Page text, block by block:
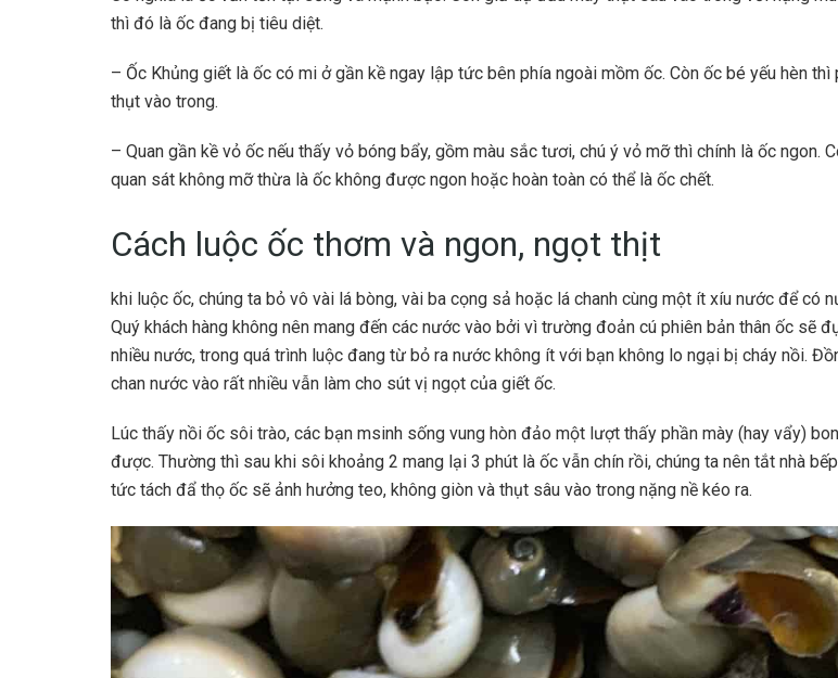
thì đó là ốc đang bị tiêu diệt.
– Ốc Khủng giết là ốc có mi ở gần kề ngay lập tức bên phía ngoài mồm ốc. Còn ốc bé yếu hèn thì
thụt vào trong.
– Quan gần kề vỏ ốc nếu thấy vỏ bóng bẩy, gồm màu sắc tươi, chú ý vỏ mỡ thì chính là ốc ngon.
quan sát không mỡ thừa là ốc không được ngon hoặc hoàn toàn có thể là ốc chết.
Cách luộc ốc thơm và ngon, ngọt thịt
khi luộc ốc, chúng ta bỏ vô vài lá bòng, vài ba cọng sả hoặc lá chanh cùng một ít xíu nước để có
Quý khách hàng không nên mang đến các nước vào bởi vì trường đoản cú phiên bản thân ốc sẽ
nhiều nước, trong quá trình luộc đang từ bỏ ra nước không ít với bạn không lo ngại bị cháy nồi.
chan nước vào rất nhiều vẫn làm cho sút vị ngọt của giết ốc.
Lúc thấy nồi ốc sôi trào, các bạn msinh sống vung hòn đảo một lượt thấy phần mày (hay vẩy)
được. Thường thì sau khi sôi khoảng 2 mang lại 3 phút là ốc vẫn chín rồi, chúng ta nên tắt nhà
tức tách đẩ thọ ốc sẽ ảnh hưởng teo, không giòn và thụt sâu vào trong nặng nề kéo ra.